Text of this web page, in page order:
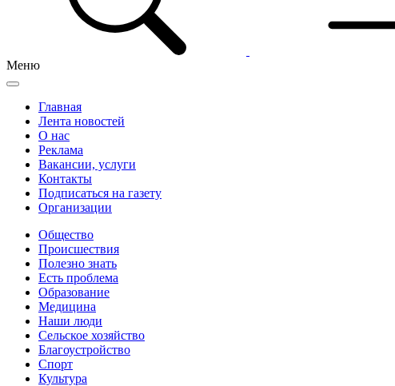
Меню
Главная
Лента новостей
О нас
Реклама
Вакансии, услуги
Контакты
Подписаться на газету
Организации
Общество
Происшествия
Полезно знать
Есть проблема
Образование
Медицина
Наши люди
Сельское хозяйство
Благоустройство
Спорт
Культура